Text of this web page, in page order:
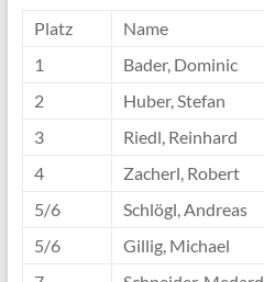
Platz Name
1
Bader, Dominic
2
Huber, Stefan
3
Riedl, Reinhard
4
Zacherl, Robert
5/6
Schlögl, Andreas
5/6
Gillig, Michael